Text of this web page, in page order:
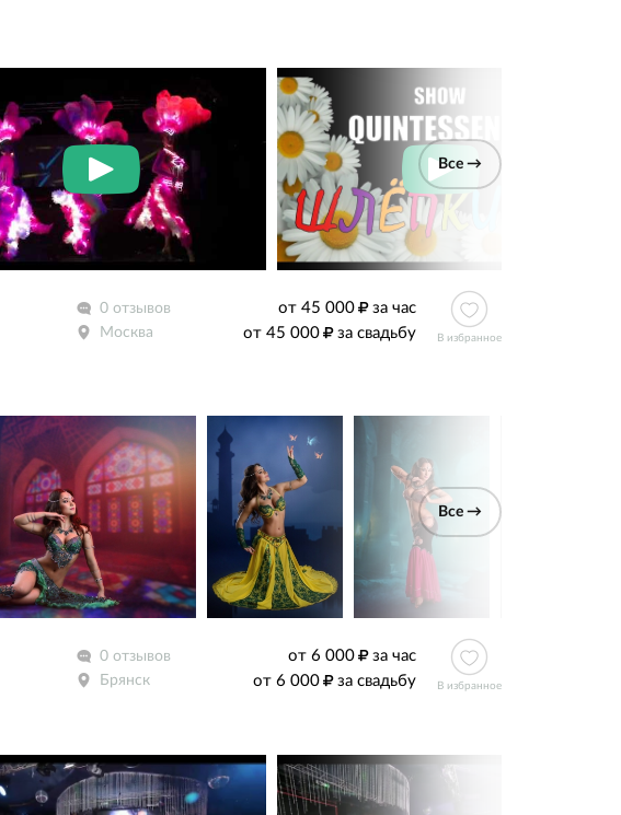
Все →
0 отзывов
Москва
от 45 000
за час
от 45 000
за свадьбу В избранное
Все →
0 отзывов
Брянск
от 6 000
за час
от 6 000
за свадьбу В избранное